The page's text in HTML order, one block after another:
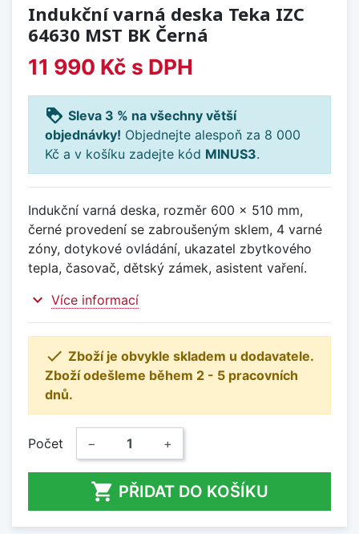
Indukční varná deska Teka IZC
64630 MST BK Černá
11 990 Kč s DPH
loyalty Sleva 3 % na všechny větší
objednávky! Objednejte alespoň za 8 000
Kč a v košíku zadejte kód MINUS3.
Indukční varná deska, rozměr 600 x 510 mm,
černé provedení se zabroušeným sklem, 4 varné
zóny, dotykové ovládání, ukazatel zbytkového
tepla, časovač, dětský zámek, asistent vaření.
expand_more Více informací
 Zboží je obvykle skladem u dodavatele.
Zboží odešleme během 2 - 5 pracovních
dnů.
Počet − +
 PŘIDAT DO KOŠÍKU